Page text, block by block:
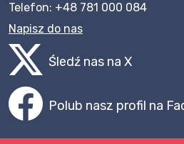
Telefon: +48 781 000 084
Napisz do nas
Śledź nas na X
Polub nasz profil na